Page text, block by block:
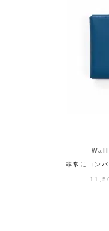
非常にコン